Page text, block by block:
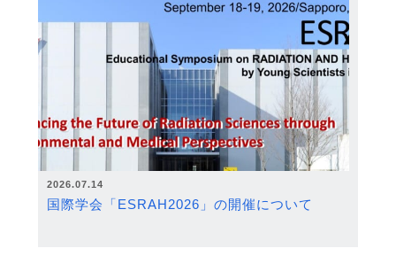
2026.07.14
国際学会「ESRAH2026」の開催について